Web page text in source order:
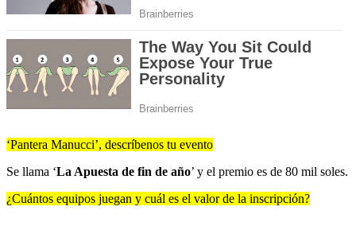
‘Pantera Manucci’, descríbenos tu evento
Se llama ‘La Apuesta de fin de año’ y el premio es de 80 mil soles.
¿Cuántos equipos juegan y cuál es el valor de la inscripción?